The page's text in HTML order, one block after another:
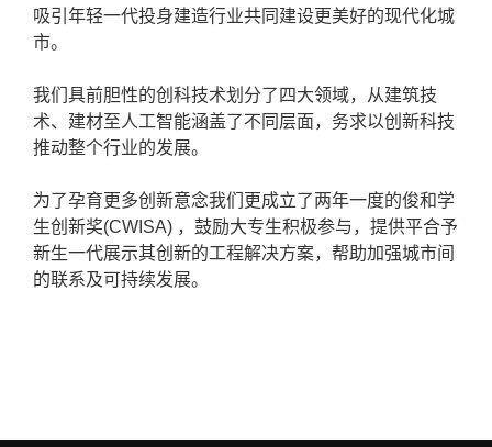
吸引年轻一代投身建造行业共同建设更美好的现代化城
市。
我们具前胆性的创科技术划分了四大领域，从建筑技
术、建材至人工智能涵盖了不同层面，务求以创新科技
推动整个行业的发展。
为了孕育更多创新意念我们更成立了两年一度的俊和学
生创新奖(CWISA) ，鼓励大专生积极参与，提供平合予
新生一代展示其创新的工程解决方案，帮助加强城市间
的联系及可持续发展。